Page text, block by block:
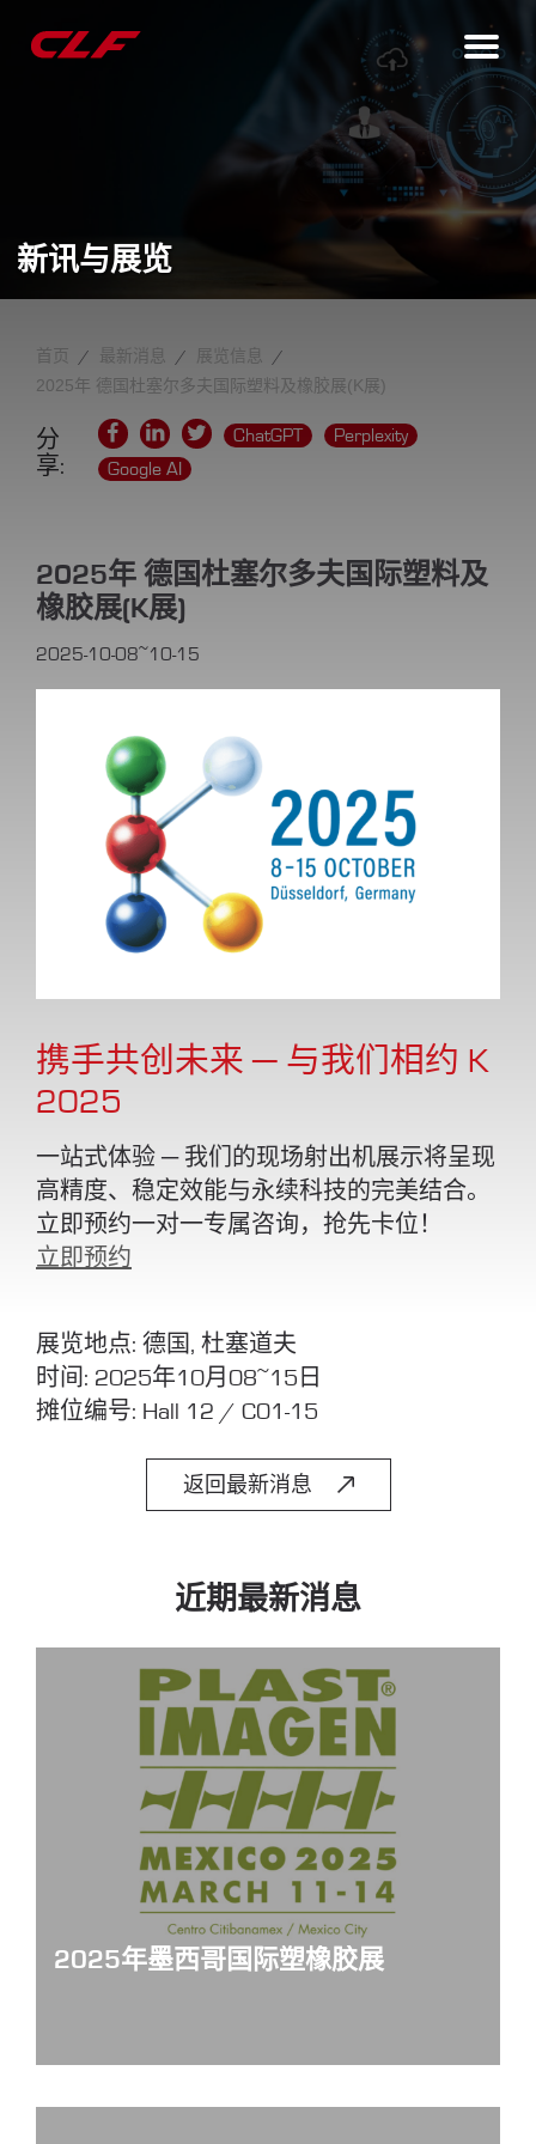
新讯与展览
首页 最新消息
展览信息
2025年 德国杜塞尔多夫国际塑料及橡胶展(K展)
分
享:
ChatGPT
Perplexity
Google AI
2025年 德国杜塞尔多夫国际塑料及
橡胶展(K展)
2025-10-08~10-15
携手共创未来 ─ 与我们相约 K
2025
一站式体验 ─ 我们的现场射出机展示将呈现
高精度、稳定效能与永续科技的完美结合。
立即预约一对一专属咨询，抢先卡位！
立即预约
展览地点: 德国, 杜塞道夫
时间: 2025年10月08~15日
摊位编号: Hall 12 / C01-15
返回最新消息
近期最新消息
2025年墨西哥国际塑橡胶展